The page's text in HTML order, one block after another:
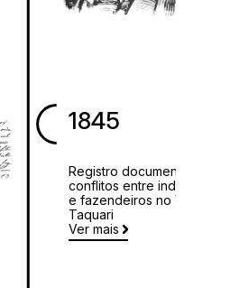
Registro documental de
conflitos entre indígenas
e fazendeiros no Vale do
Taquari
Ver mais
1845